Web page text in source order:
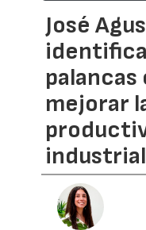
José
palancas
mejorar
industrial